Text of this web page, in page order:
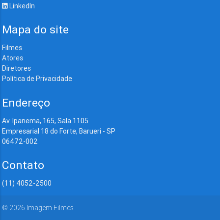
LinkedIn
Mapa do site
Filmes
Atores
Diretores
Política de Privacidade
Endereço
Av. Ipanema, 165, Sala 1105
Empresarial 18 do Forte, Barueri - SP
06472-002
Contato
(11) 4052-2500
© 2026 Imagem Filmes